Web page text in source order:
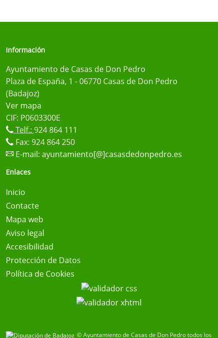
Información
Ayuntamiento de Casas de Don Pedro
Plaza de España, 1 - 06770 Casas de Don Pedro
(Badajoz)
Ver mapa
CIF: P0603300E
Telf.: 924 864 111
Fax: 924 864 250
E-mail: ayuntamiento[@]casasdedonpedro.es
Enlaces
Inicio
Contacte
Mapa web
Aviso legal
Accesibilidad
Protección de Datos
Política de Cookies
© Ayuntamiento de Casas de Don Pedro todos los